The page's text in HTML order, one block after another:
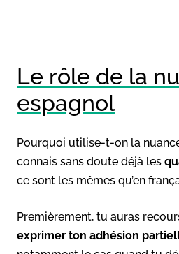
Le rôle de la
espagnol
Pourquoi utilise-t-on la
connais sans doute déjà les
ce sont les mêmes qu’en
Premièrement, tu auras
exprimer ton adhésion